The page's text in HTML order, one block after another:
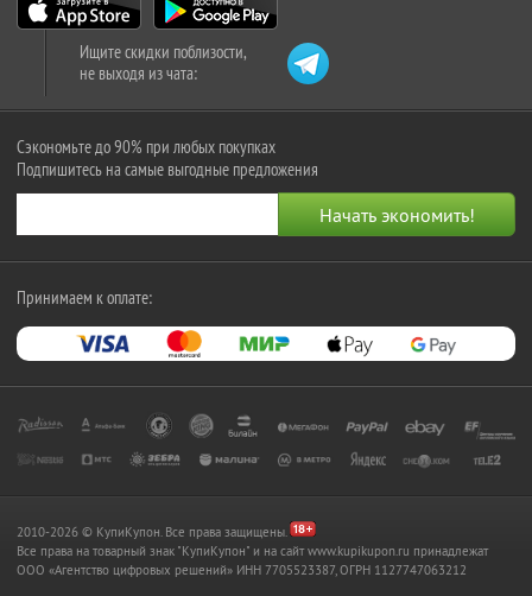
Ищите скидки поблизости,
не выходя из чата:
Сэкономьте до 90% при любых покупках
Подпишитесь на самые выгодные предложения
Принимаем к оплате:
2010-2026 © КупиКупон. Все права защищены.
Все права на товарный знак "КупиКупон" и на сайт www.kupikupon.ru принадлежат
OOO «Агентство цифровых решений» ИНН 7705523387, ОГРН 1127747063212